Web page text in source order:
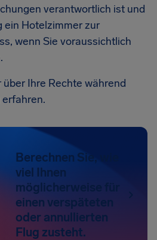
verantwortlich ist und
ein Hotelzimmer zur
wenn Sie voraussichtlich
über Ihre Rechte während
Berechnen Sie, wie
viel Ihnen
möglicherweise für
einen verspäteten
oder annullierten
Flug zusteht.